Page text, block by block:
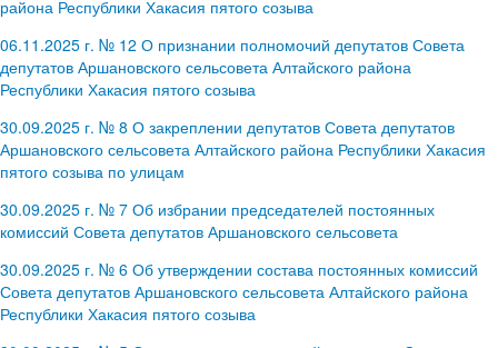
района Республики Хакасия пятого созыва
06.11.2025 г. № 12 О признании полномочий депутатов Совета
депутатов Аршановского сельсовета Алтайского района
Республики Хакасия пятого созыва
30.09.2025 г. № 8 О закреплении депутатов Совета депутатов
Аршановского сельсовета Алтайского района Республики Хакасия
пятого созыва по улицам
30.09.2025 г. № 7 Об избрании председателей постоянных
комиссий Совета депутатов Аршановского сельсовета
30.09.2025 г. № 6 Об утверждении состава постоянных комиссий
Совета депутатов Аршановского сельсовета Алтайского района
Республики Хакасия пятого созыва